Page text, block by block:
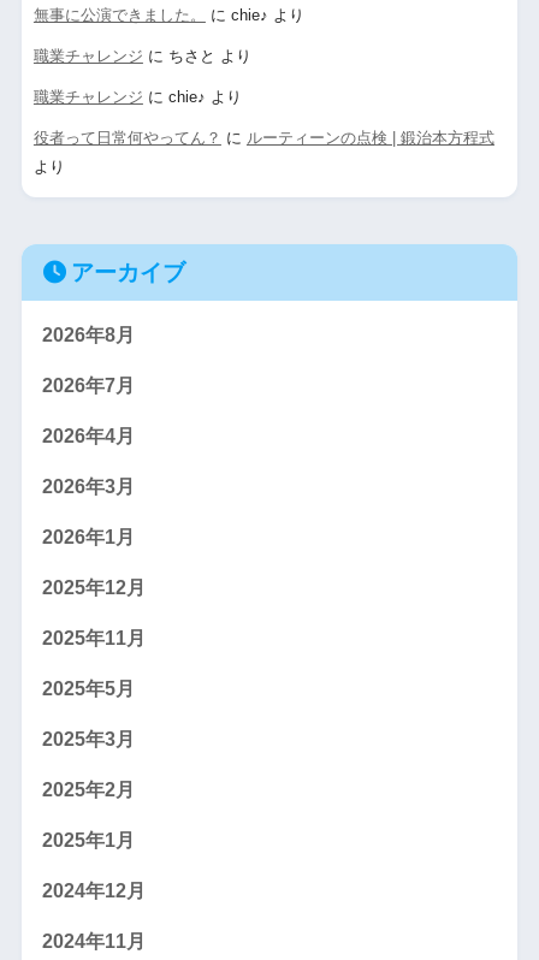
無事に公演できました。 に chie♪ より
職業チャレンジ に ちさと より
職業チャレンジ に chie♪ より
役者って日常何やってん？ に ルーティーンの点検 | 鍛治本方程式
より
アーカイブ
2026年8月
2026年7月
2026年4月
2026年3月
2026年1月
2025年12月
2025年11月
2025年5月
2025年3月
2025年2月
2025年1月
2024年12月
2024年11月